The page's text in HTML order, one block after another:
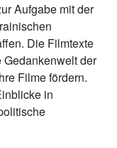
Aufgabe mit der
Die Filmtexte
der
Filme fördern.
in